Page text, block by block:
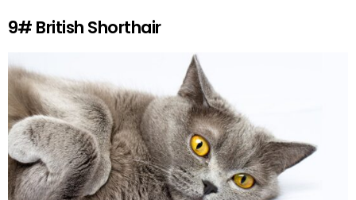
9# British Shorthair